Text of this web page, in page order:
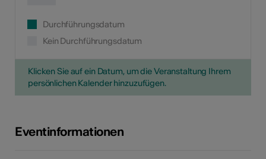
Durchführungsdatum
Kein Durchführungsdatum
Klicken Sie auf ein Datum, um die Veranstaltung Ihrem
persönlichen Kalender hinzuzufügen.
Eventinformationen